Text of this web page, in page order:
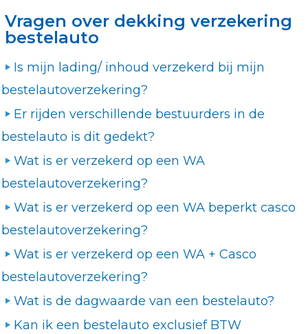
Vragen over dekking verzekering
bestelauto
Is mijn lading/ inhoud verzekerd bij mijn
bestelautoverzekering?
Er rijden verschillende bestuurders in de
bestelauto is dit gedekt?
Wat is er verzekerd op een WA
bestelautoverzekering?
Wat is er verzekerd op een WA beperkt casco
bestelautoverzekering?
Wat is er verzekerd op een WA + Casco
bestelautoverzekering?
Wat is de dagwaarde van een bestelauto?
Kan ik een bestelauto exclusief BTW